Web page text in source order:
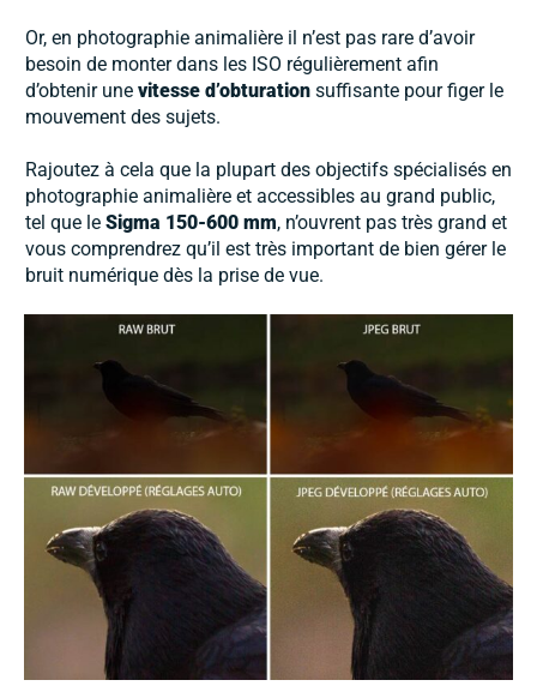
Or, en photographie animalière il n’est pas rare d’avoir
besoin de monter dans les ISO régulièrement afin
d’obtenir une vitesse d’obturation suffisante pour figer le
mouvement des sujets.
Rajoutez à cela que la plupart des objectifs spécialisés en
photographie animalière et accessibles au grand public,
tel que le Sigma 150-600 mm, n’ouvrent pas très grand et
vous comprendrez qu’il est très important de bien gérer le
bruit numérique dès la prise de vue.